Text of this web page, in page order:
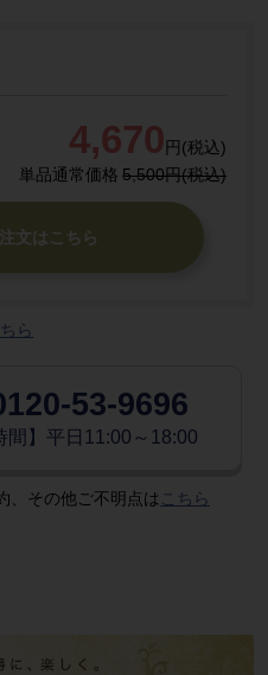
4,670 円(税込)
単品通常価格 5,500円(税込)
文はこちら
ら
53-9696
間】平日11:00～18:00
、その他ご不明点は こちら